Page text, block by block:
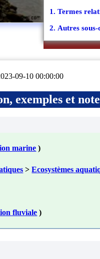
1. Termes
2. Autres sous-
09-10 00:00:00
exemples et
marine )
>Ecosystèmes
fluviale )